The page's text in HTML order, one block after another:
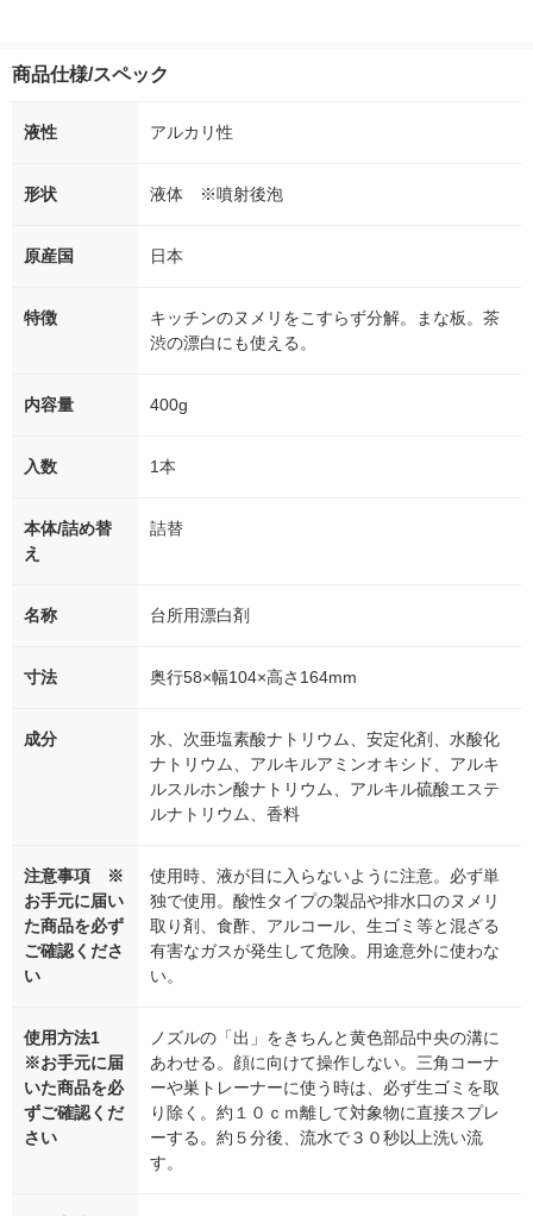
商品仕様/スペック
液性 アルカリ性
形状 液体 ※噴射後泡
原産国 日本
特徴
キッチンのヌメリをこすらず分解。まな板。茶
渋の漂白にも使える。
内容量 400g
入数 1本
本体/詰め替
え
詰替
名称 台所用漂白剤
寸法 奥行58×幅104×高さ164mm
成分
水、次亜塩素酸ナトリウム、安定化剤、水酸化
ナトリウム、アルキルアミンオキシド、アルキ
ルスルホン酸ナトリウム、アルキル硫酸エステ
ルナトリウム、香料
注意事項 ※
お手元に届い
た商品を必ず
ご確認くださ
い
使用時、液が目に入らないように注意。必ず単
独で使用。酸性タイプの製品や排水口のヌメリ
取り剤、食酢、アルコール、生ゴミ等と混ざる
有害なガスが発生して危険。用途意外に使わな
い。
使用方法1
※お手元に届
いた商品を必
ずご確認くだ
さい
ノズルの「出」をきちんと黄色部品中央の溝に
あわせる。顔に向けて操作しない。三角コーナ
ーや巣トレーナーに使う時は、必ず生ゴミを取
り除く。約１０ｃｍ離して対象物に直接スプレ
ーする。約５分後、流水で３０秒以上洗い流
す。